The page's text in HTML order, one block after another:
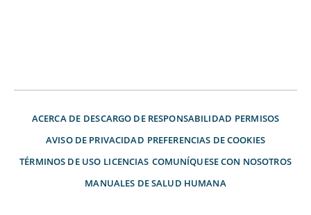
ACERCA DE DESCARGO DE RESPONSABILIDAD PERMISOS
AVISO DE PRIVACIDAD PREFERENCIAS DE COOKIES
TÉRMINOS DE USO LICENCIAS COMUNÍQUESE CON NOSOTROS
MANUALES DE SALUD HUMANA